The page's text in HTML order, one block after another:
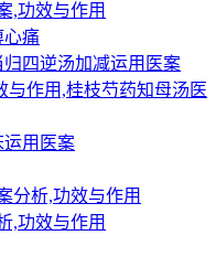
,功效与作用
心痛
四逆汤加减运用医案
与作用,桂枝芍药知母汤医
运用医案
分析,功效与作用
,功效与作用